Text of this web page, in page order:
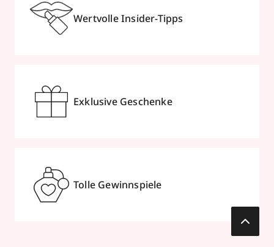
Wertvolle Insider-Tipps
Exklusive Geschenke
Tolle Gewinnspiele